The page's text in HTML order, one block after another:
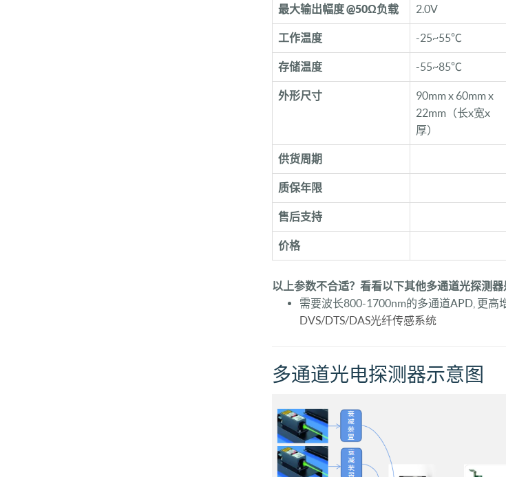
最大输出幅度 @50Ω负载 2.0V
工作温度 -25~55℃
存储温度 -55~85℃
外形尺寸
90mm x 60mm x
22mm（长x宽x
厚）
供货周期
质保年限
售后支持
价格
以上参数不合适？看看以下其他多通道光探测器
需要波长800-1700nm的多通道APD, 更高
DVS/DTS/DAS光纤传感系统
多通道光电探测器示意图